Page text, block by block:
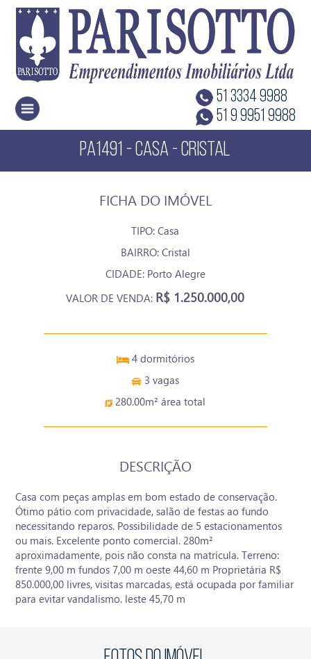
51 3334 9988
51 9 9951 9988
PA1491 - CASA - CRISTAL
FICHA DO IMÓVEL
TIPO: Casa
BAIRRO: Cristal
CIDADE: Porto Alegre
VALOR DE VENDA: R$ 1.250.000,00
4 dormitórios
3 vagas
280.00m² área total
DESCRIÇÃO
Casa com peças amplas em bom estado de conservação.
Ótimo pátio com privacidade, salão de festas ao fundo
necessitando reparos. Possibilidade de 5 estacionamentos
ou mais. Excelente ponto comercial. 280m²
aproximadamente, pois não consta na matrícula. Terreno:
frente 9,00 m fundos 7,00 m oeste 44,60 m Proprietária R$
850.000,00 livres, visitas marcadas, está ocupada por familiar
para evitar vandalismo. leste 45,70 m